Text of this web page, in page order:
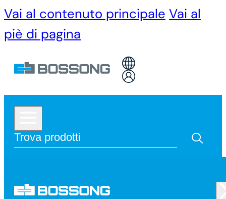
Vai al contenuto principale Vai al
piè di pagina